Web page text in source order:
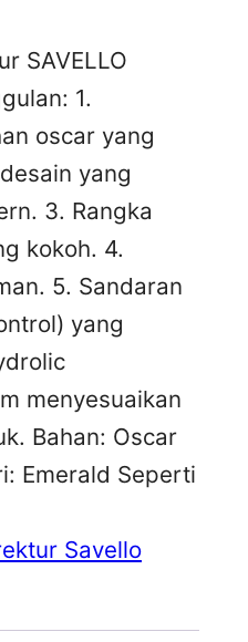
SAVELLO
1.
oscar yang
yang
3. Rangka
kokoh. 4.
5. Sandaran
yang
menyesuaikan
Bahan: Oscar
Emerald Seperti
Savello